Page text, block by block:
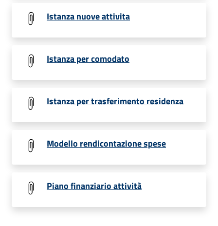
Istanza nuove attivita
Istanza per comodato
Istanza per trasferimento residenza
Modello rendicontazione spese
Piano finanziario attività